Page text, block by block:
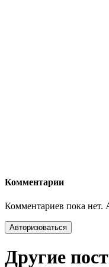
Комментарии
Комментариев пока нет.
Авторизоваться
Другие